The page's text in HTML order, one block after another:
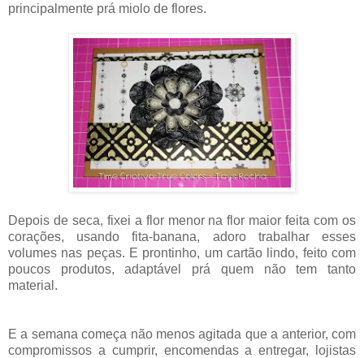
principalmente prá miolo de flores.
Depois de seca, fixei a flor menor na flor maior feita com os
corações, usando fita-banana, adoro trabalhar esses
volumes nas peças. E prontinho, um cartão lindo, feito com
poucos produtos, adaptável prá quem não tem tanto
material.
E a semana começa não menos agitada que a anterior, com
compromissos a cumprir, encomendas a entregar, lojistas